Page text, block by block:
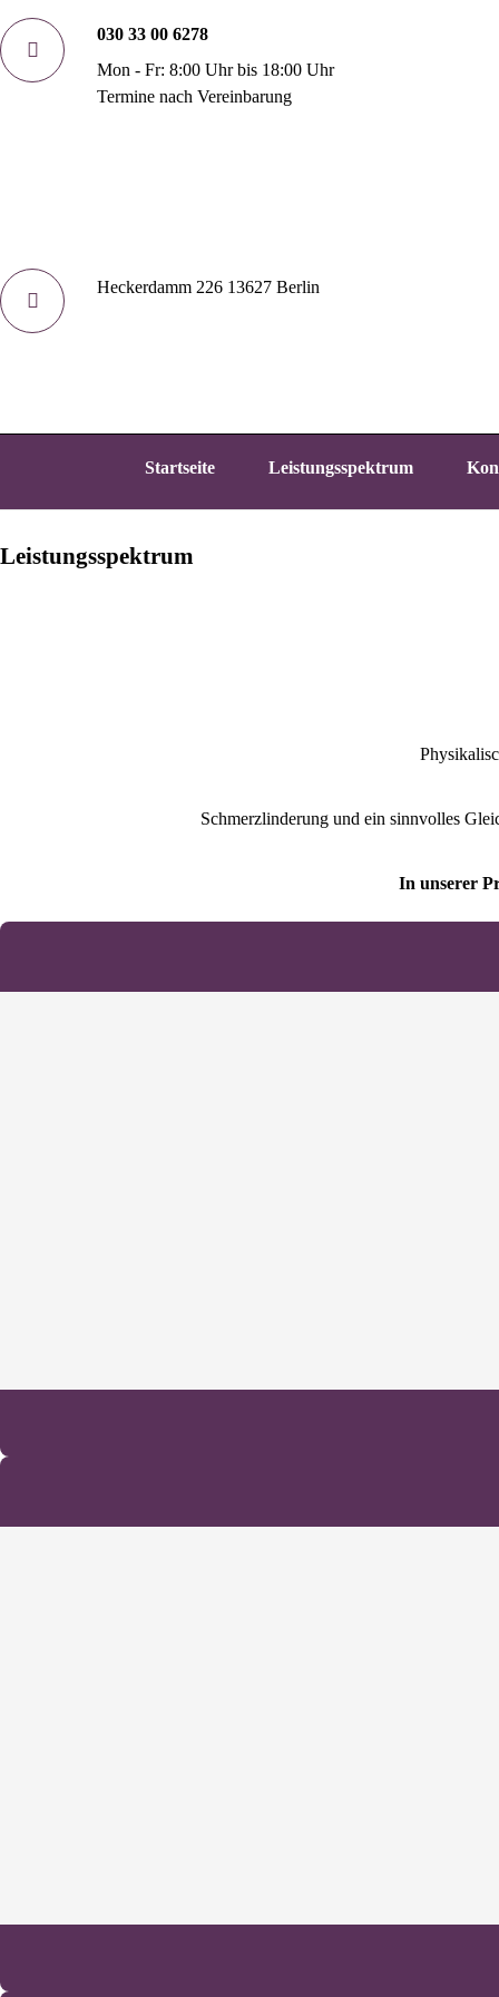
030 33 00 6278
Mon - Fr: 8:00 Uhr bis 18:00 Uhr
Termine nach Vereinbarung
Heckerdamm 226 13627 Berlin
Startseite Leistungsspektrum
Leistungsspektrum
Schmerzlinderung und ein sinnvolles
In unserer